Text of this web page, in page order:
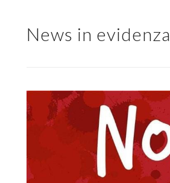
News in evidenza